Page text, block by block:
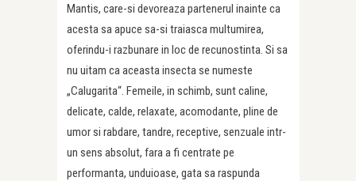
Mantis, care-si devoreaza partenerul inainte ca
acesta sa apuce sa-si traiasca multumirea,
oferindu-i razbunare in loc de recunostinta. Si sa
nu uitam ca aceasta insecta se numeste
„Calugarita“. Femeile, in schimb, sunt caline,
delicate, calde, relaxate, acomodante, pline de
umor si rabdare, tandre, receptive, senzuale intr-
un sens absolut, fara a fi centrate pe
performanta, unduioase, gata sa raspunda